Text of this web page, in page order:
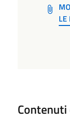
LE